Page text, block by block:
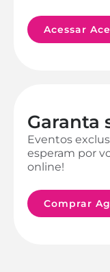
Acessar
Garanta
Eventos
esperam por
online!
Comprar